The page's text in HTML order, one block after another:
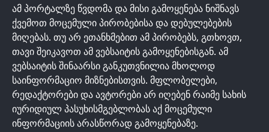
ამ პორტალზე წვდომა და მისი გამოყენება ნიშნავს
ქვემოთ მოცემული პირობებისა და დებულებების
მიღებას. თუ არ ეთანხმებით ამ პირობებს, გთხოვთ,
თავი შეიკავოთ ამ ვებსაიტის გამოყენებისგან. ამ
ვებსაიტის შინაარსი განკუთვნილია მხოლოდ
საინფორმაციო მიზნებისთვის. მფლობელები,
რედაქტორები და ავტორები არ იღებენ რაიმე სახის
იურიდიულ პასუხისმგებლობას აქ მოცემული
ინფორმაციის არასწორად გამოყენებაზე.